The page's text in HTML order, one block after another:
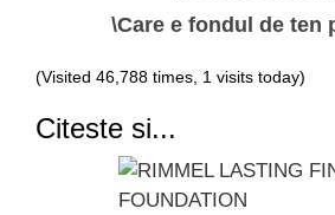
\Care e fondul de ten
(Visited 46,788 times, 1 visits today)
Citeste si...